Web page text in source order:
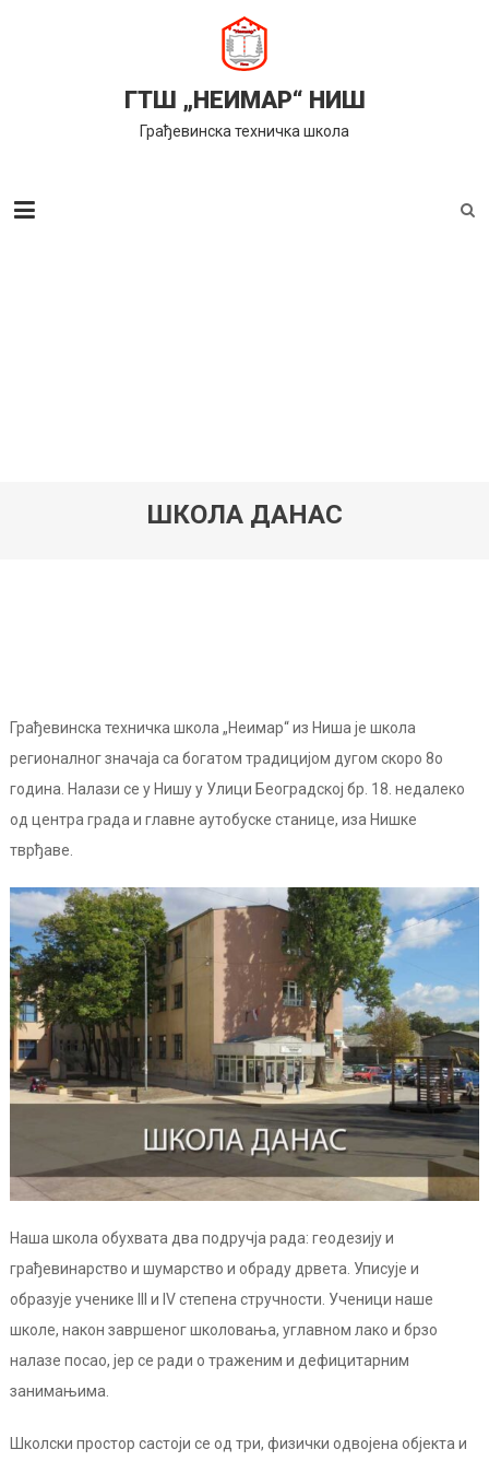
ГТШ „НЕИМАР“ НИШ
Грађевинска техничка школа
ШКОЛА ДАНАС
Грађевинска техничка школа „Неимар“ из Ниша је школа
регионалног значаја са богатом традицијом дугом скоро 8о
година. Налази се у Нишу у Улици Београдској бр. 18. недалеко
од центра града и главне аутобуске станице, иза Нишке
тврђаве.
Наша школа обухвата два подручја рада: геодезију и
грађевинарство и шумарство и обраду дрвета. Уписује и
образује ученике III и IV степена стручности. Ученици наше
школе, након завршеног школовања, углавном лако и брзо
налазе посао, јер се ради о траженим и дефицитарним
занимањима.
Школски простор састоји се од три, физички одвојена објекта и